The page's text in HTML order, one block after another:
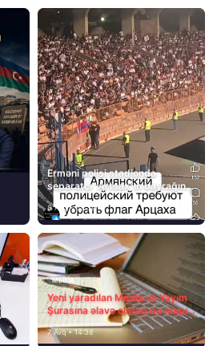
Erməni polisi stadionda
separatçı “Artsax”ın bayrağını
müsadirə etdi və…
8 Avq • 08:39
MEDİA
Yeni yaradılan Media və Yayım
Şurasına əlavə olaraq bu hüquq
və vəzifələr də verilib
7 Avq • 14:38